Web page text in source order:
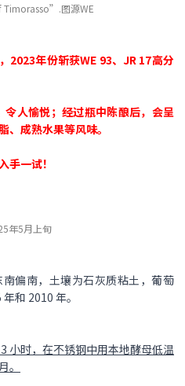
图源WE
年份斩获WE 93、JR 17高分
人愉悦；经过瓶中陈酿后，会呈
、成熟水果等风味。
手一试！
年5月上旬
偏南，土壤为石灰质粘土，葡萄
和 2010 年。
小时，在不锈钢中用本地酵母低温
。